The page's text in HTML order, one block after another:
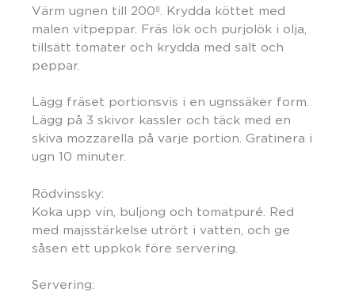
Värm ugnen till 200º. Krydda köttet med
malen vitpeppar. Fräs lök och purjolök i olja,
tillsätt tomater och krydda med salt och
peppar.
Lägg fräset portionsvis i en ugnssäker form.
Lägg på 3 skivor kassler och täck med en
skiva mozzarella på varje portion. Gratinera i
ugn 10 minuter.
Rödvinssky:
Koka upp vin, buljong och tomatpuré. Red
med majsstärkelse utrört i vatten, och ge
såsen ett uppkok före servering.
Servering: